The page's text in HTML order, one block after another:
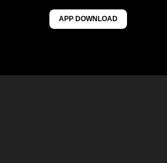
APP DOWNLOAD